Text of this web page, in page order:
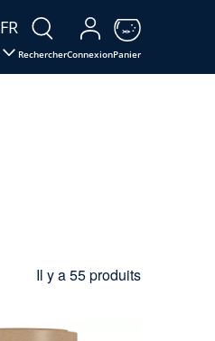
FR
RechercherConnexionPanier
Il y a 55 produits